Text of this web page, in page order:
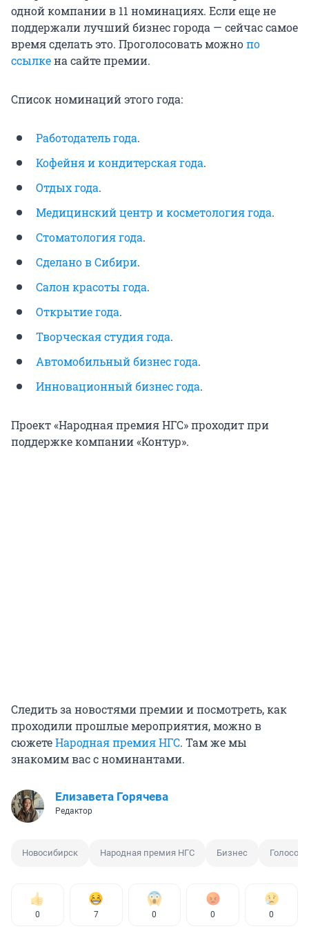
одной компании в 11 номинациях. Если еще не
поддержали лучший бизнес города — сейчас самое
время сделать это. Проголосовать можнопо
ссылкена сайте премии.
Список номинаций этого года:
Работодатель года.
Кофейня и кондитерская года.
Отдых года.
Медицинский центр и косметология года.
Стоматология года.
Сделано в Сибири.
Салон красоты года.
Открытие года.
Творческая студия года.
Автомобильный бизнес года.
Инновационный бизнес года.
Проект «Народная премия НГС» проходит при
поддержке компании «Контур».
Следить за новостями премии и посмотреть, как
проходили прошлые мероприятия, можно в
сюжетеНародная премия НГС. Там же мы
знакомим вас с номинантами.
Елизавета Горячева
Редактор
Новосибирск Народная премия НГС Бизнес
0 7 0 0 0